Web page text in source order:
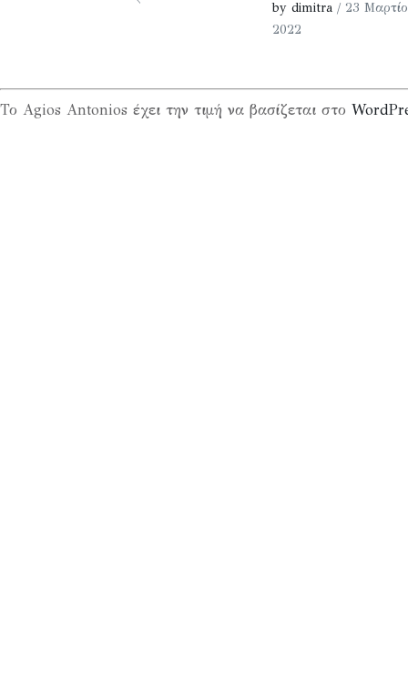
by dimitra / 23
2022
Το Agios Antonios έχει την τιμή να βασίζεται στο